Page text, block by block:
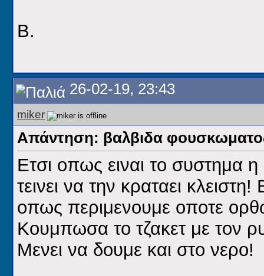
Β.
26-02-19, 23:43
miker
Απάντηση: βαλβιδα
Ετσι οπως ειναι το συστημα
τεινει να την κραταει
οπως περιμενουμε οποτε
Κουμπωσα το τζακετ με τον
Μενει να δουμε και στο νερο!